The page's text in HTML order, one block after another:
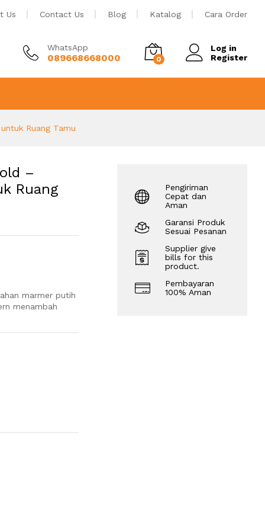
Us Contact Us Blog Katalog Cara Order
WhatsApp
089668668000 0
Log in
Register
Ruang Tamu
–
Ruang
marmer putih
menambah
Pengiriman
Cepat dan
Aman
Garansi Produk
Sesuai Pesanan
Supplier give
bills for this
product.
Pembayaran
100% Aman
Rp 5.500.000 Tambah ke keranjang